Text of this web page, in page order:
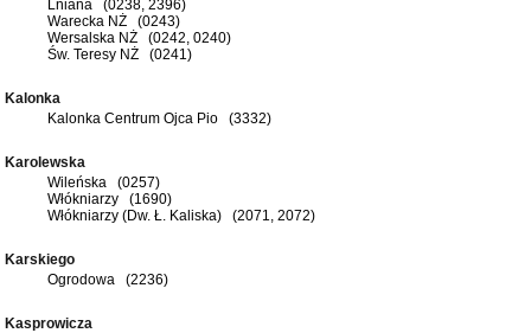
Lniana (0238, 2396)
Warecka NŻ (0243)
Wersalska NŻ (0242, 0240)
Św. Teresy NŻ (0241)
Kalonka
Kalonka Centrum Ojca Pio (3332)
Karolewska
Wileńska (0257)
Włókniarzy (1690)
Włókniarzy (Dw. Ł. Kaliska) (2071, 2072)
Karskiego
Ogrodowa (2236)
Kasprowicza